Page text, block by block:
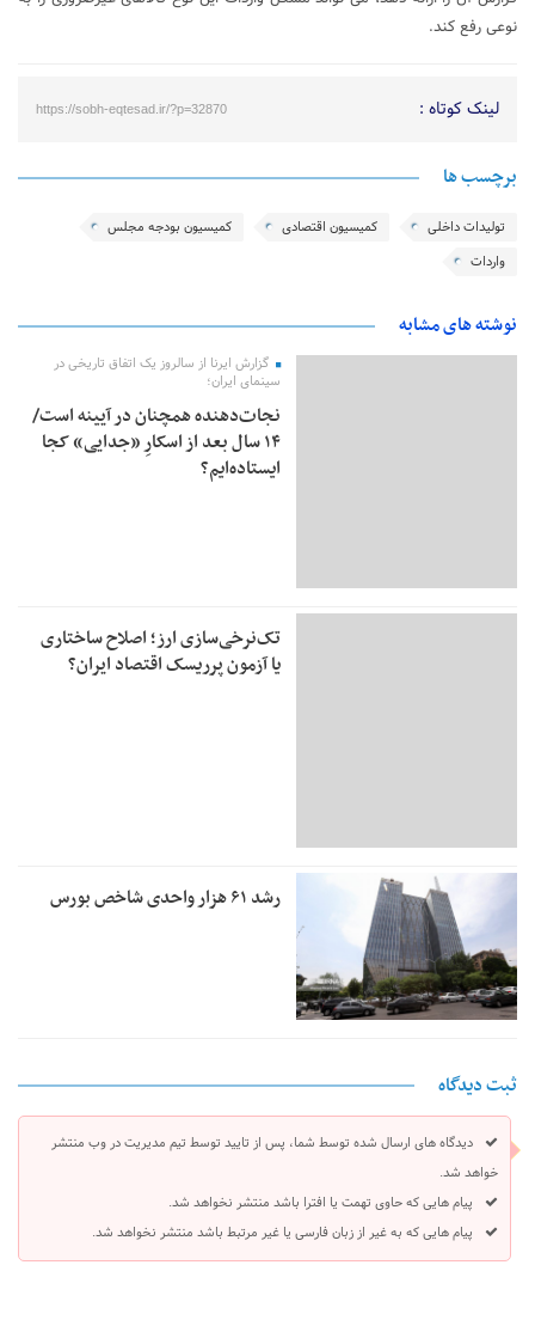
نوعی رفع کند.
لینک کوتاه : https://sobh-eqtesad.ir/?p=32870
برچسب ها
تولیدات داخلی کمیسیون اقتصادی
کمیسیون بودجه مجلس
واردات
نوشته های مشابه
گزارش ایرنا از سالروز یک اتفاق تاریخی در
سینمای ایران؛
نجات‌دهنده‌ همچنان در آیینه است/
۱۴ سال بعد از اسکارِ «جدایی» کجا
ایستاده‌ایم؟
تک‌نرخی‌سازی ارز؛ اصلاح ساختاری
یا آزمون پرریسک اقتصاد ایران؟
رشد ۶۱ هزار واحدی شاخص بورس
ثبت دیدگاه
دیدگاه های ارسال شده توسط شما، پس از تایید توسط تیم مدیریت در وب منتشر
خواهد شد.
پیام هایی که حاوی تهمت یا افترا باشد منتشر نخواهد شد.
پیام هایی که به غیر از زبان فارسی یا غیر مرتبط باشد منتشر نخواهد شد.